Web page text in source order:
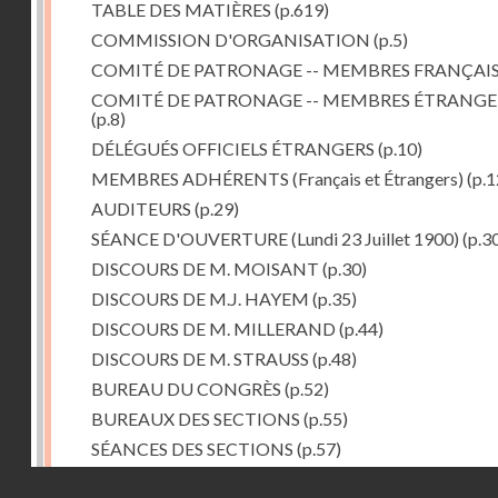
TABLE DES MATIÈRES (p.619)
COMMISSION D'ORGANISATION (p.5)
COMITÉ DE PATRONAGE -- MEMBRES
COMITÉ DE PATRONAGE -- MEMBRES
(p.8)
DÉLÉGUÉS OFFICIELS ÉTRANGERS (p.10)
MEMBRES ADHÉRENTS (Français et Étrangers)
AUDITEURS (p.29)
SÉANCE D'OUVERTURE (Lundi 23 Juillet 1900)
DISCOURS DE M. MOISANT (p.30)
DISCOURS DE M.J. HAYEM (p.35)
DISCOURS DE M. MILLERAND (p.44)
DISCOURS DE M. STRAUSS (p.48)
BUREAU DU CONGRÈS (p.52)
BUREAUX DES SECTIONS (p.55)
SÉANCES DES SECTIONS (p.57)